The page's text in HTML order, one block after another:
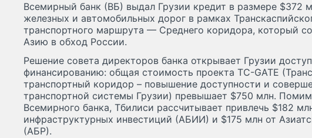
Всемирный банк (ВБ) выдал Грузии кредит в размере $372
железных и автомобильных дорог в рамках
транспортного маршрута — Среднего коридора, который
Азию в обход России.
Решение совета директоров банка открывает Грузии
финансированию: общая стоимость проекта TC-GATE
транспортный коридор – повышение доступности и
транспортной системы Грузии) превышает $750 млн.
Всемирного банка, Тбилиси рассчитывает привлечь $182
инфраструктурных инвестиций (АБИИ) и $175 млн от
(АБР).